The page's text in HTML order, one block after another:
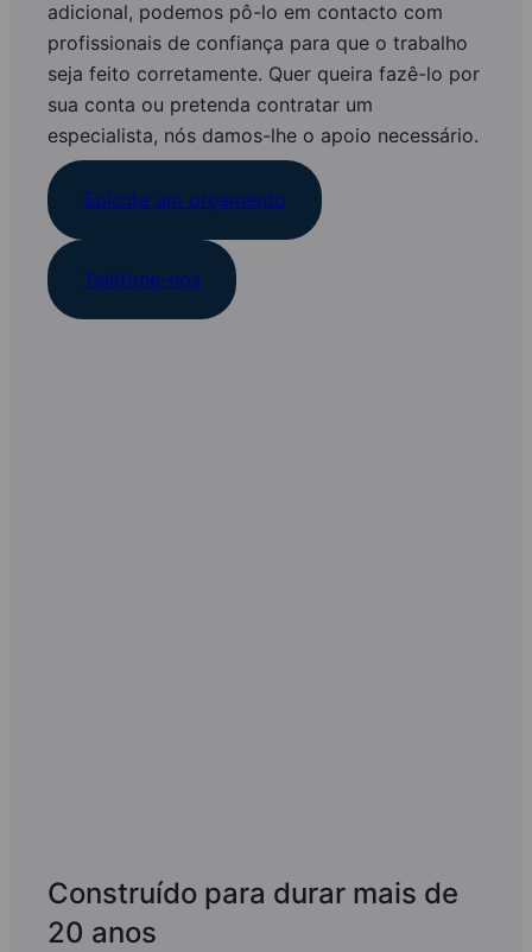
adicional, podemos pô-lo em contacto com
profissionais de confiança para que o trabalho
seja feito corretamente. Quer queira fazê-lo por
sua conta ou pretenda contratar um
especialista, nós damos-lhe o apoio necessário.
Solicite um orçamento
Telefone-nos
Construído para durar mais de
20 anos